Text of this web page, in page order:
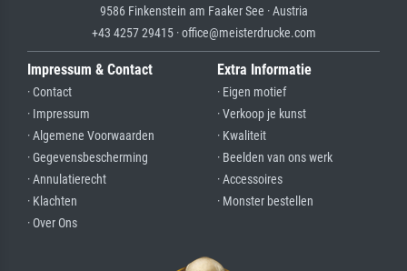
9586 Finkenstein am Faaker See · Austria
+43 4257 29415 · office@meisterdrucke.com
Impressum & Contact
· Contact
· Impressum
· Algemene Voorwaarden
· Gegevensbescherming
· Annulatierecht
· Klachten
· Over Ons
Extra Informatie
· Eigen motief
· Verkoop je kunst
· Kwaliteit
· Beelden van ons werk
· Accessoires
· Monster bestellen